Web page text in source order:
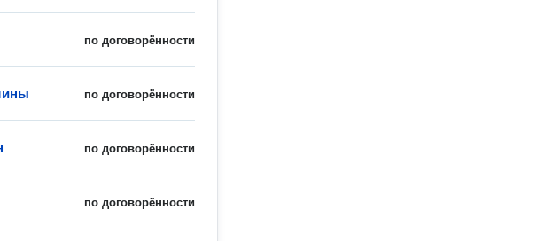
по договорённости
по договорённости
по договорённости
по договорённости